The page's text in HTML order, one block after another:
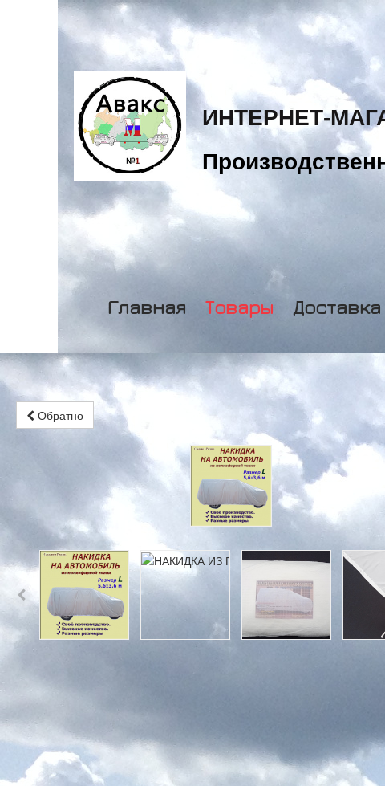
ИНТЕРНЕТ-
Главная Товары Доставка
Обратно